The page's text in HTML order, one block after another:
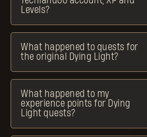
Levels?
What happened to quests for
the original Dying Light?
What happened to my
experience points for Dying
Light quests?